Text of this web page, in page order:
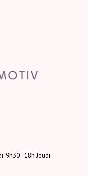
9h30 - 18h Jeudi: